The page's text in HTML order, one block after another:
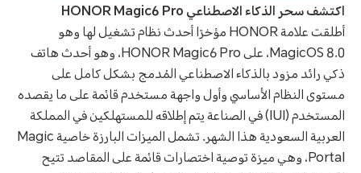
اكتشف سحر الذكاء الاصطناعي HONOR Magic6 Pro
أطلقت علامة HONOR مؤخرًا أحدث نظام تشغيل لها وهو
MagicOS 8.0، على HONOR Magic6 Pro، وهو أحدث هاتف
ذكي رائد مزود بالذكاء الاصطناعي المُدمج بشكل كامل على
مستوى النظام الأساسي وأول واجهة مستخدم قائمة على ما يقصده
المستخدم (IUI) في الصناعة يتم إطلاقه للمستهلكين في المملكة
العربية السعودية هذا الشهر. تشمل الميزات البارزة خاصية Magic
Portal، وهي ميزة توصية اختصارات قائمة على المقاصد تتيح